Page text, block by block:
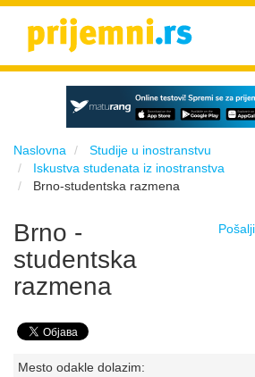
Naslovna
Studije u inostranstvu
Iskustva studenata iz inostranstva
Brno-studentska razmena
Brno -
studentska
razmena
Mesto odakle dolazim: